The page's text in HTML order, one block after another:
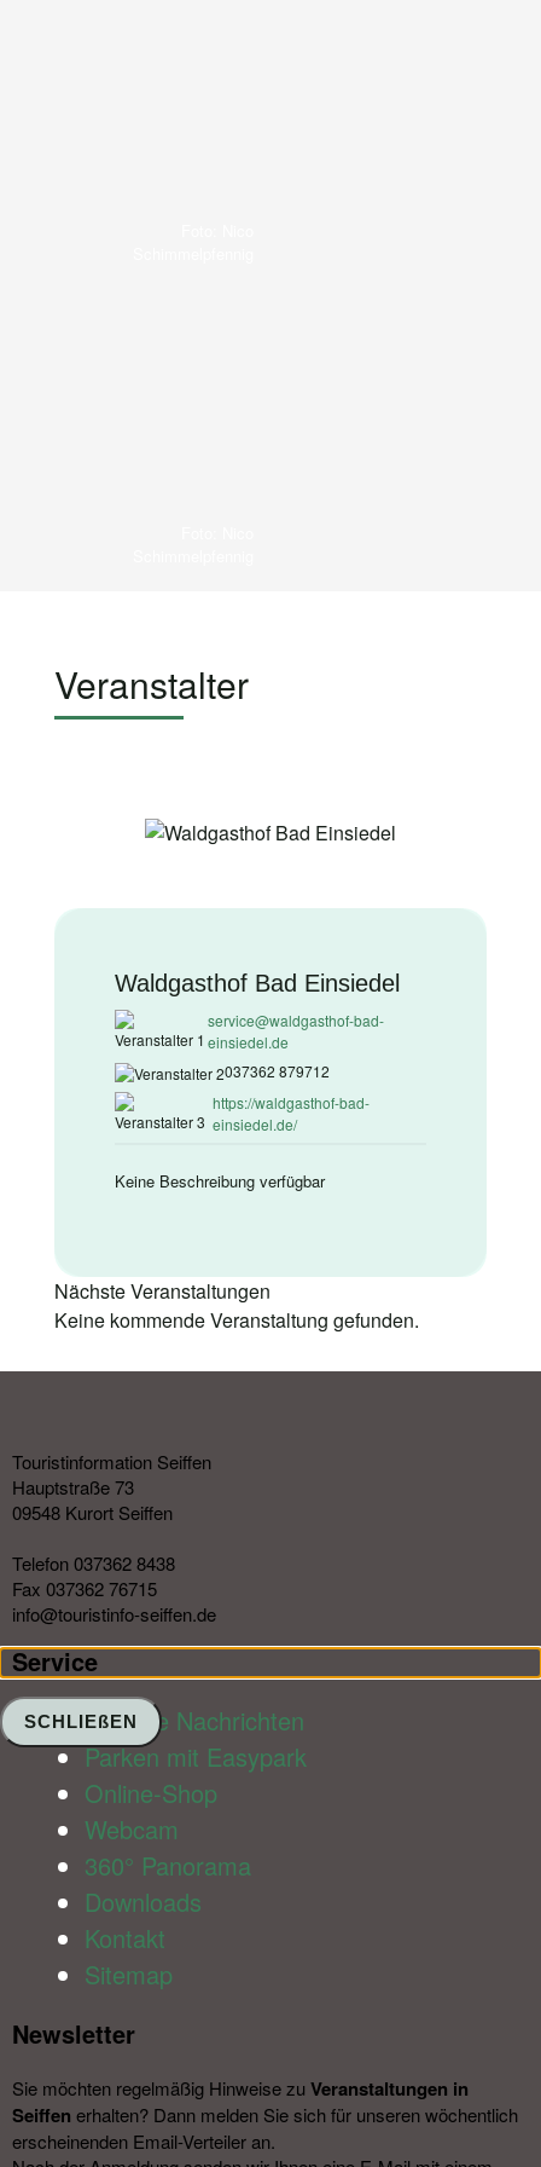
Veranstalter
Waldgasthof Bad Einsiedel
service@waldgasthof-bad-
einsiedel.de
037362 879712
https://waldgasthof-bad-
einsiedel.de/
Keine Beschreibung verfügbar
Nächste Veranstaltungen
Keine kommende Veranstaltung gefunden.
Touristinformation Seiffen
Hauptstraße 73
09548 Kurort Seiffen
Telefon 037362 8438
Fax 037362 76715
info@touristinfo-seiffen.de
Service​
Aktuelle Nachrichten
Parken mit Easypark
Online-Shop
Webcam
360° Panorama
Downloads
Kontakt
Sitemap
Newsletter​
Sie möchten regelmäßig Hinweise zu Veranstal­tungen in
Seiffen erhalten? Dann melden Sie sich für unseren wöchentlich
erscheinenden Email-Verteiler an.
SCHLIEßEN